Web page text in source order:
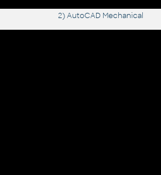
2) AutoCAD Mechanical